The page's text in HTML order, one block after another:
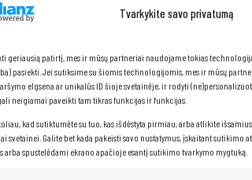
Tvarkykite savo privatumą
geriausią patirtį, mes ir mūsų partneriai naudojame tokias
pasiekti. Jei sutiksime su šiomis technologijomis, mes ir mūsų
elgsena ar unikalūs ID šioje svetainėje, ir rodyti
neigiamai paveikti tam tikras funkcijas ir funkcijas.
kad sutiktumėte su tuo, kas išdėstyta pirmiau, arba atlikite
svetainei. Galite bet kada pakeisti savo nustatymus, įskaitant sutikimo
spustelėdami ekrano apačioje esantį sutikimo tvarkymo mygtuką.
„Dell Optiplex 3050“